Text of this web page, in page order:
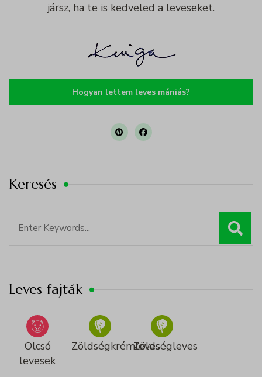
jársz, ha te is kedveled a leveseket.
Hogyan lettem leves mániás?
Keresés
Leves fajták
Olcsó
levesek
ZöldségkrémlevesZöldségleves